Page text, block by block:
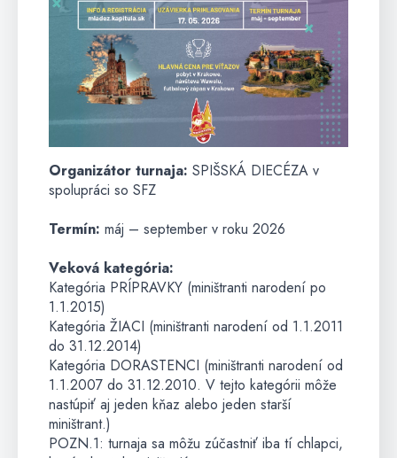
Organizátor turnaja: SPIŠSKÁ DIECÉZA v
spolupráci so SFZ
Termín: máj – september v roku 2026
Veková kategória:
Kategória PRÍPRAVKY (miništranti narodení po
1.1.2015)
Kategória ŽIACI (miništranti narodení od 1.1.2011
do 31.12.2014)
Kategória DORASTENCI (miništranti narodení od
1.1.2007 do 31.12.2010. V tejto kategórii môže
nastúpiť aj jeden kňaz alebo jeden starší
miništrant.)
POZN.1: turnaja sa môžu zúčastniť iba tí chlapci,